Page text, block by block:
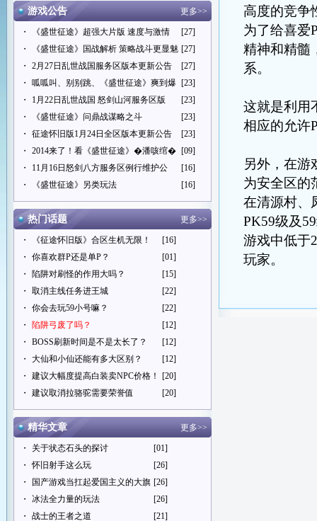
游戏公告 更多>>
・ 《盛世征途》超强大片版 速度与激情
[27]
・
《盛世征途》国战解析 策略战斗更显魅 [27]
・
2月27日乱世战国服务区版本更新公告
[27]
・
呱呱叫、别别跳、《盛世征途》爽到爆 [23]
・
1月22日乱世战国 怒剑山河服务区版
[23]
・
《盛世征途》问鼎战谋略之斗
[23]
・
征途怀旧版1月24日全区版本更新公告
[23]
・
2014来了！看《盛世征途》�潘咳绾� [09]
・
11月16日怒剑八方服务区例行维护公
[16]
・
《盛世征途》另类玩法 [16]
热门话题 更多>>
・ 《征途怀旧版》合区生机无限！
[16]
・
你喜欢群P还是单P？
[01]
・
陷阱对刷怪的作用大吗？
[15]
・
取消主线任务进王城
[22]
・
你会去玩59小号嘛？
[22]
・
陷阱弓废了吗？
[12]
・
BOSS刷新时间是不是太长了？
[12]
・
大仙和小仙还能有多大区别？
[12]
・
建议大幅度提高白装卖NPC价格！
[20]
・
建议取消拉骆驼需要荣誉值 [20]
精华文章 更多>>
・ 关于状态石头的探讨
[01]
・
怀旧射手这么玩
[26]
・
国产游戏当扛起爱国主义的大旗 [26]
・
冰法全力量的玩法
[26]
・
战士的王者之道
[21]
高度的竞争
为了给喜爱
精神和精髓
系。
这就是利用
相应的允许
另外，在游
为安全区的
在清源村、
PK59级及
游戏中低于
玩家。